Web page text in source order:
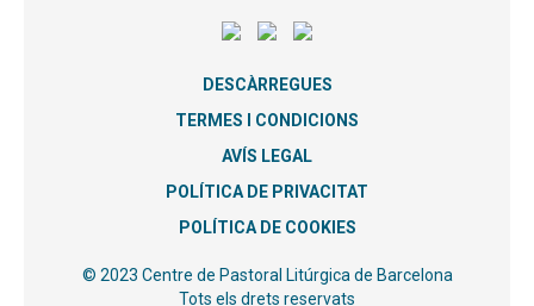
DESCÀRREGUES
TERMES I CONDICIONS
AVÍS LEGAL
POLÍTICA DE PRIVACITAT
POLÍTICA DE COOKIES
© 2023 Centre de Pastoral Litúrgica de Barcelona
Tots els drets reservats